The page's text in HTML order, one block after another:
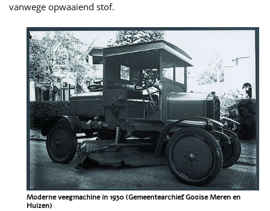
vanwege opwaaiend stof.
Moderne veegmachine in 1930 (Gemeentearchief Gooise Meren en
Huizen)